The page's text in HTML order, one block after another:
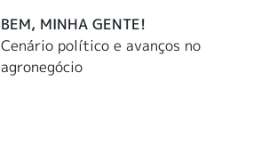
BEM, MINHA GENTE!
Cenário político e avanços no
agronegócio